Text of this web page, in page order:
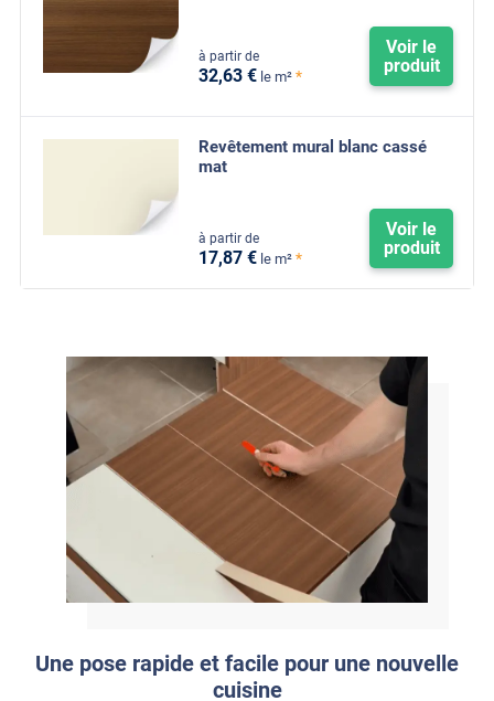
à partir de
32,63 € le m² *
Voir le
produit
Revêtement mural blanc cassé
mat
à partir de
17,87 € le m² *
Voir le
produit
Une pose rapide et facile pour une nouvelle
cuisine